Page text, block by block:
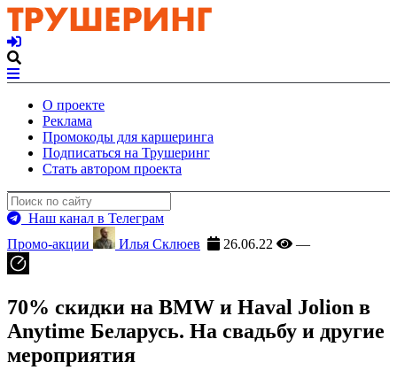
О проекте
Реклама
Промокоды для каршеринга
Подписаться на Трушеринг
Стать автором проекта
Наш канал в Телеграм
Промо-акции
Илья Склюев 26.06.22 —
70% скидки на BMW и Haval Jolion в
Anytime Беларусь. На свадьбу и другие
мероприятия